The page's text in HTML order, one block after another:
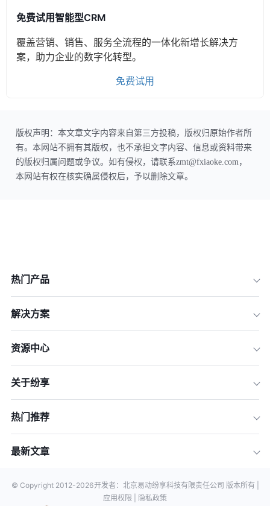
免费试用智能型CRM
覆盖营销、销售、服务全流程的一体化新增长解决方
案，助力企业的数字化转型。
免费试用
版权声明：本文章文字内容来自第三方投稿，版权归原始作者所
有。本网站不拥有其版权，也不承担文字内容、信息或资料带来
的版权归属问题或争议。如有侵权，请联系zmt@fxiaoke.com，
本网站有权在核实确属侵权后，予以删除文章。
热门产品
解决方案
资源中心
关于纷享
热门推荐
最新文章
© Copyright 2012-2026开发者：北京易动纷享科技有限责任公司 版本所有 |
应用权限 |
隐私政策